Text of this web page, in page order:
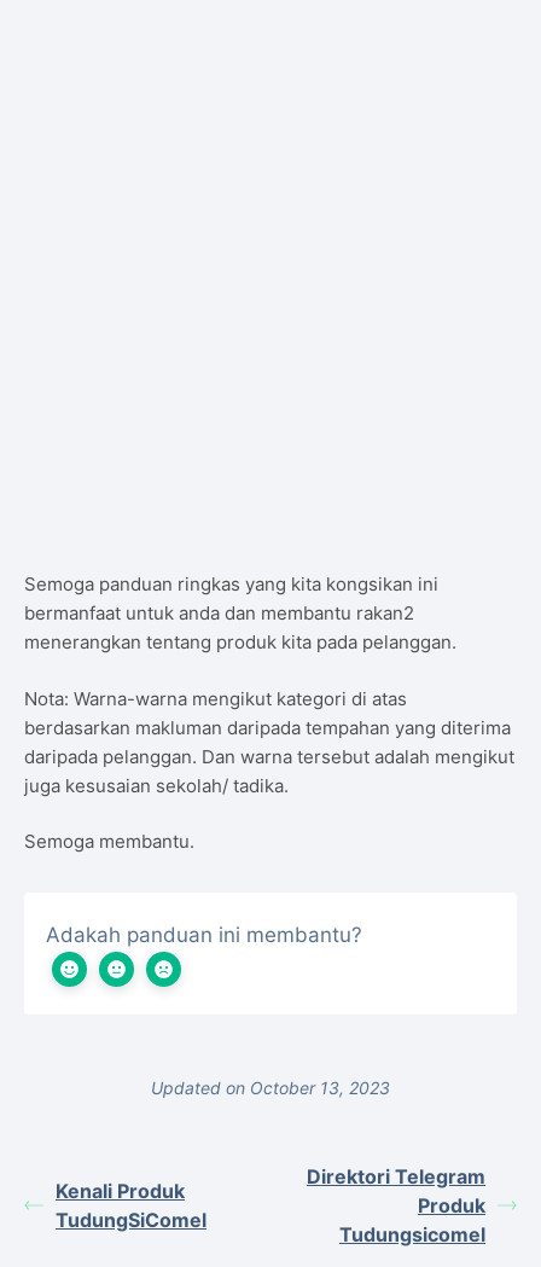
Semoga panduan ringkas yang kita kongsikan ini
bermanfaat untuk anda dan membantu rakan2
menerangkan tentang produk kita pada pelanggan.
Nota: Warna-warna mengikut kategori di atas
berdasarkan makluman daripada tempahan yang diterima
daripada pelanggan. Dan warna tersebut adalah mengikut
juga kesusaian sekolah/ tadika.
Semoga membantu.
Adakah panduan ini membantu?
Updated on October 13, 2023
Kenali Produk
TudungSiComel
Direktori Telegram
Produk
Tudungsicomel